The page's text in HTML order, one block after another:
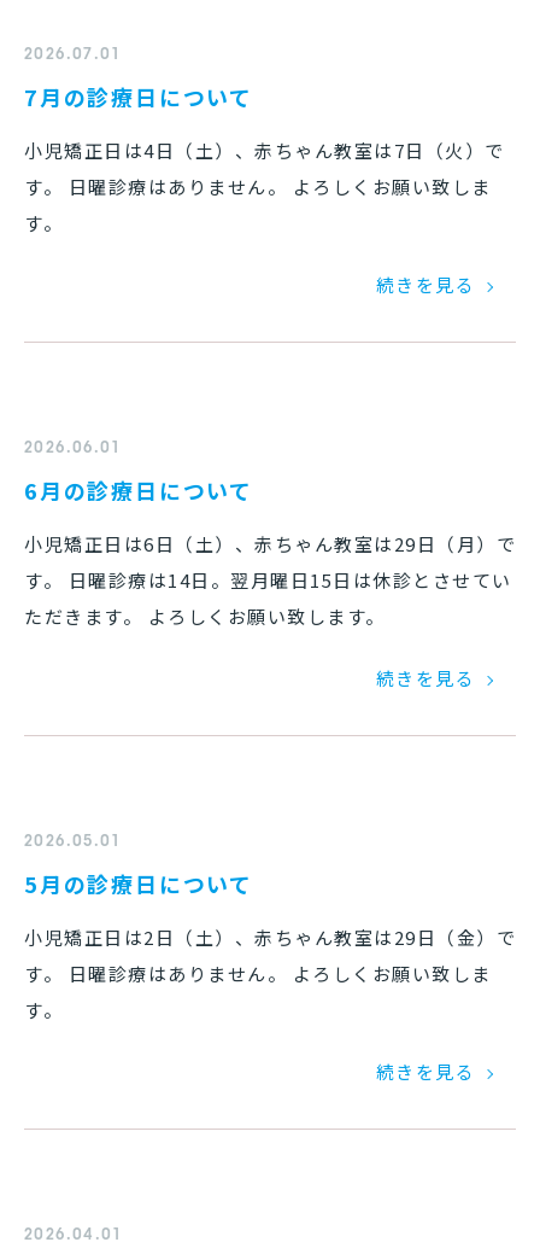
2026.07.01
7月の診療日について
小児矯正日は4日（土）、赤ちゃん教室は7日（火）で
す。 日曜診療はありません。 よろしくお願い致しま
す。
続きを見る
2026.06.01
6月の診療日について
小児矯正日は6日（土）、赤ちゃん教室は29日（月）で
す。 日曜診療は14日。翌月曜日15日は休診とさせてい
ただきます。 よろしくお願い致します。
続きを見る
2026.05.01
5月の診療日について
小児矯正日は2日（土）、赤ちゃん教室は29日（金）で
す。 日曜診療はありません。 よろしくお願い致しま
す。
続きを見る
2026.04.01